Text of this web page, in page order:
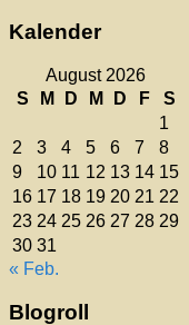
Kalender
August 2026
S
M D M D F
S
1
2
3 4 5 6 7
8
9
10 11 12 13 14 15
16 17 18 19 20 21 22
23 24 25 26 27 28 29
30 31
« Feb.
Blogroll